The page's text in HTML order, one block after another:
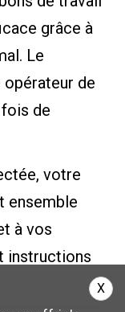
grâce à
Le
opérateur de
de
votre
ensemble
à vos
instructions
X